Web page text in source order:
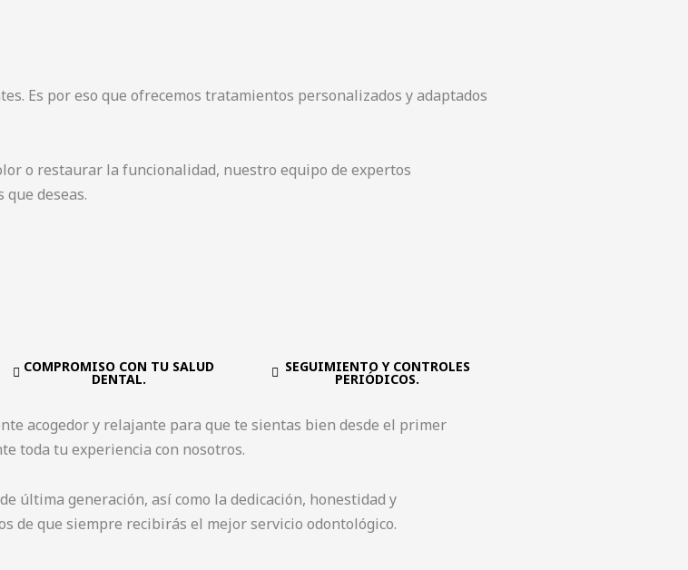
Es por eso que ofrecemos tratamientos personalizados y adaptados
o restaurar la funcionalidad, nuestro equipo de expertos
deseas.
COMPROMISO CON TU SALUD
DENTAL.
SEGUIMIENTO Y CONTROLES
PERIÓDICOS.
acogedor y relajante para que te sientas bien desde el primer
toda tu experiencia con nosotros.
última generación, así como la dedicación, honestidad y
de que siempre recibirás el mejor servicio odontológico.